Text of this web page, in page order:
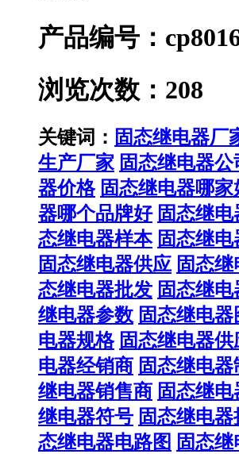
产品编号：
浏览次数：208
关键词： 固态继电器厂
生产厂家 固态继电器公
器价格 固态继电器哪家
器哪个品牌好 固态继
态继电器样本 固态继
固态继电器供应 固态
态继电器批发 固态继
继电器参数 固态继电器
电器规格 固态继电器供
电器经销商 固态继电
继电器销售商 固态继
继电器符号 固态继电
态继电器电路图 固态